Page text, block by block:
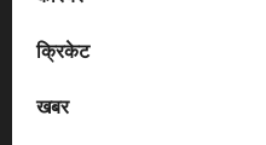
क्रिकेट
खबर